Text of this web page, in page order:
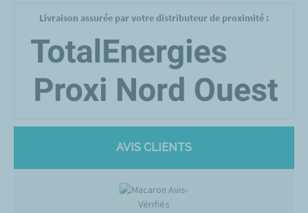
Livraison assurée par votre distributeur de proximité :
AVIS CLIENTS